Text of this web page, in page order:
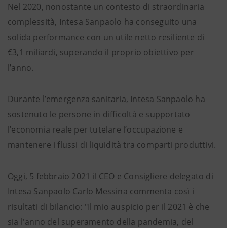
Nel 2020, nonostante un contesto di straordinaria
complessità, Intesa Sanpaolo ha conseguito una
solida performance con un utile netto resiliente di
€3,1 miliardi, superando il proprio obiettivo per
l’anno.
Durante l’emergenza sanitaria, Intesa Sanpaolo ha
sostenuto le persone in difficoltà e supportato
l’economia reale per tutelare l’occupazione e
mantenere i flussi di liquidità tra comparti produttivi.
Oggi, 5 febbraio 2021 il CEO e Consigliere delegato di
Intesa Sanpaolo Carlo Messina commenta così i
risultati di bilancio: "Il mio auspicio per il 2021 è che
sia l'anno del superamento della pandemia, del